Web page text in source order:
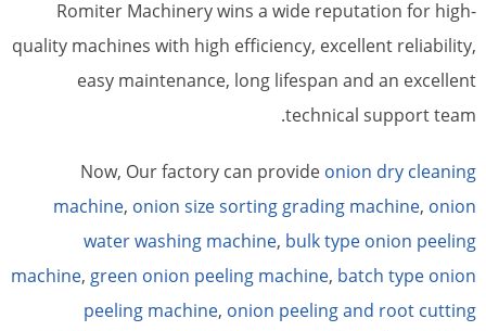
Romiter Machinery wins a wide reputation for high-
quality machines with high efficiency, excellent reliability,
easy maintenance, long lifespan and an excellent
technical support team.
Now, Our factory can provide onion dry cleaning
machine, onion size sorting grading machine, onion
water washing machine, bulk type onion peeling
machine, green onion peeling machine, batch type onion
peeling machine, onion peeling and root cutting